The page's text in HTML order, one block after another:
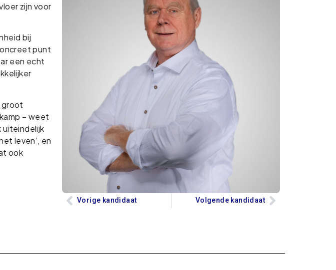
zijn voor
bij
punt
een echt
groot
– weet
uiteindelijk
leven’, en
ook
Vorige kandidaat Volgende kandidaat